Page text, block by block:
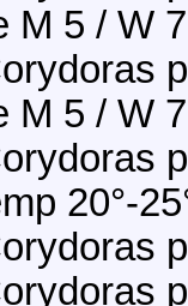
M 5 / W
M 5 / W
20°-